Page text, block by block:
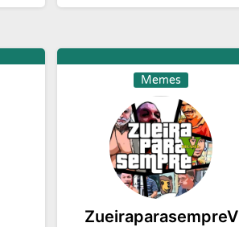
Memes
ZueiraparasempreV